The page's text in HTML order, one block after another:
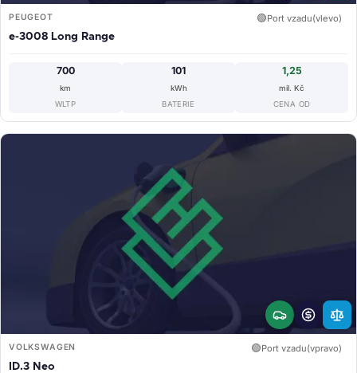
PEUGEOT 🟢Port vzadu(vlevo)
e-3008 Long Range
700
km
WLTP
101
kWh
BATERIE
1,25
mil. Kč
CENA OD
VOLKSWAGEN 🟢Port vzadu(vpravo)
ID.3 Neo